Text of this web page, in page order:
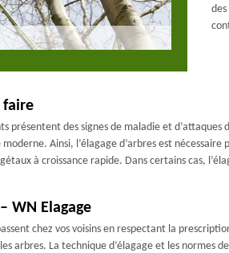
faire
présentent des signes de maladie et
Ainsi, l’élagage d’arbres est
à croissance rapide. Dans certains cas,
WN Elagage
chez vos voisins en respectant la
arbres. La technique d’élagage et les